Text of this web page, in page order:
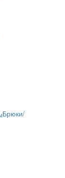
Брюки/